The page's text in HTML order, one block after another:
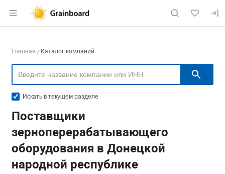
Раздел навигации по сайту
Навигация по компаниям
Главная Каталог компаний
Искать в текущем разделе
Поставщики
зерноперерабатывающего
оборудования в Донецкой
народной республике